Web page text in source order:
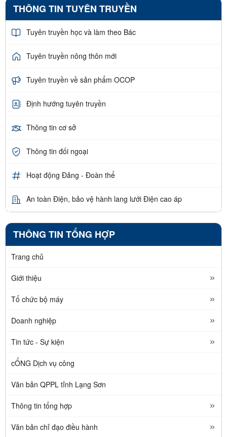
THÔNG TIN TUYÊN TRUYỀN
Tuyên truyền học và làm theo Bác
Tuyên truyền nông thôn mới
Tuyên truyền về sản phẩm OCOP
Định hướng tuyên truyền
Thông tin cơ sở
Thông tin đối ngoại
Hoạt động Đảng - Đoàn thể
An toàn Điện, bảo vệ hành lang lưới Điện cao áp
THÔNG TIN TỔNG HỢP
Trang chủ
Giới thiệu
Tổ chức bộ máy
Doanh nghiệp
Tin tức - Sự kiện
cỔNG Dịch vụ công
Văn bản QPPL tỉnh Lạng Sơn
Thông tin tổng hợp
Văn bản chỉ đạo điều hành